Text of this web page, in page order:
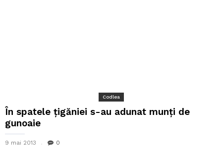
Codlea
În spatele ţigăniei s-au adunat munţi de
gunoaie
9 mai 2013 0